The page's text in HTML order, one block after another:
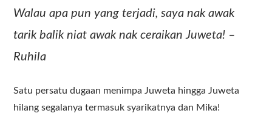
Walau apa pun yang terjadi, saya nak awak
tarik balik niat awak nak ceraikan Juweta! –
Ruhila
Satu persatu dugaan menimpa Juweta hingga Juweta
hilang segalanya termasuk syarikatnya dan Mika!